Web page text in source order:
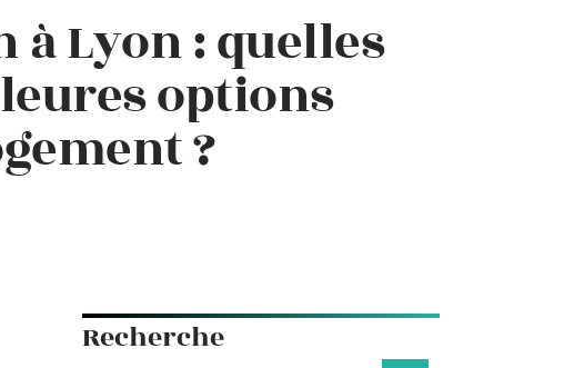
Lyon : quelles
options
?
Recherche